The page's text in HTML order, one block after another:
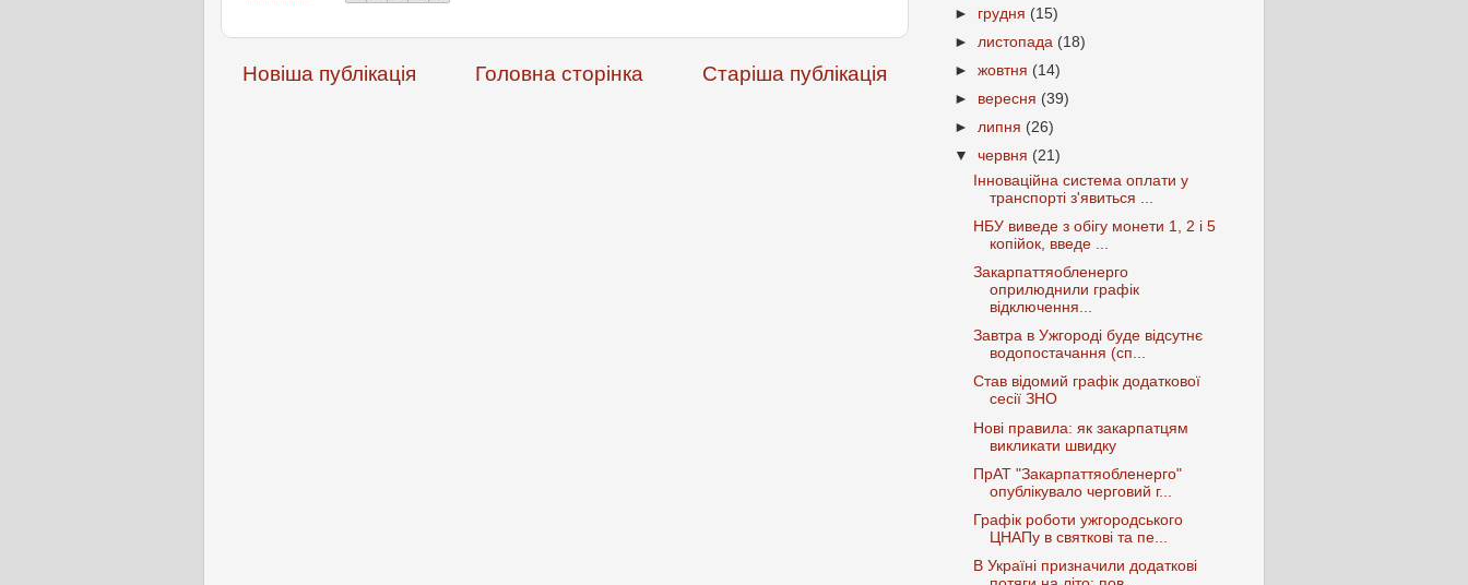
Новіша публікація Старіша публікація
Головна сторінка
► грудня (15)
► листопада (18)
►жовтня (14)
► вересня (39)
►липня (26)
▼червня (21)
Інноваційна система оплати у
транспорті з'явиться ...
НБУ виведе з обігу монети 1, 2 і 5
копійок, введе ...
Закарпаттяобленерго
оприлюднили графік
відключення...
Завтра в Ужгороді буде відсутнє
водопостачання (сп...
Став відомий графік додаткової
сесії ЗНО
Нові правила: як закарпатцям
викликати швидку
ПрАТ "Закарпаттяобленерго"
опублікувало черговий г...
Графік роботи ужгородського
ЦНАПу в святкові та пе...
В Україні призначили додаткові